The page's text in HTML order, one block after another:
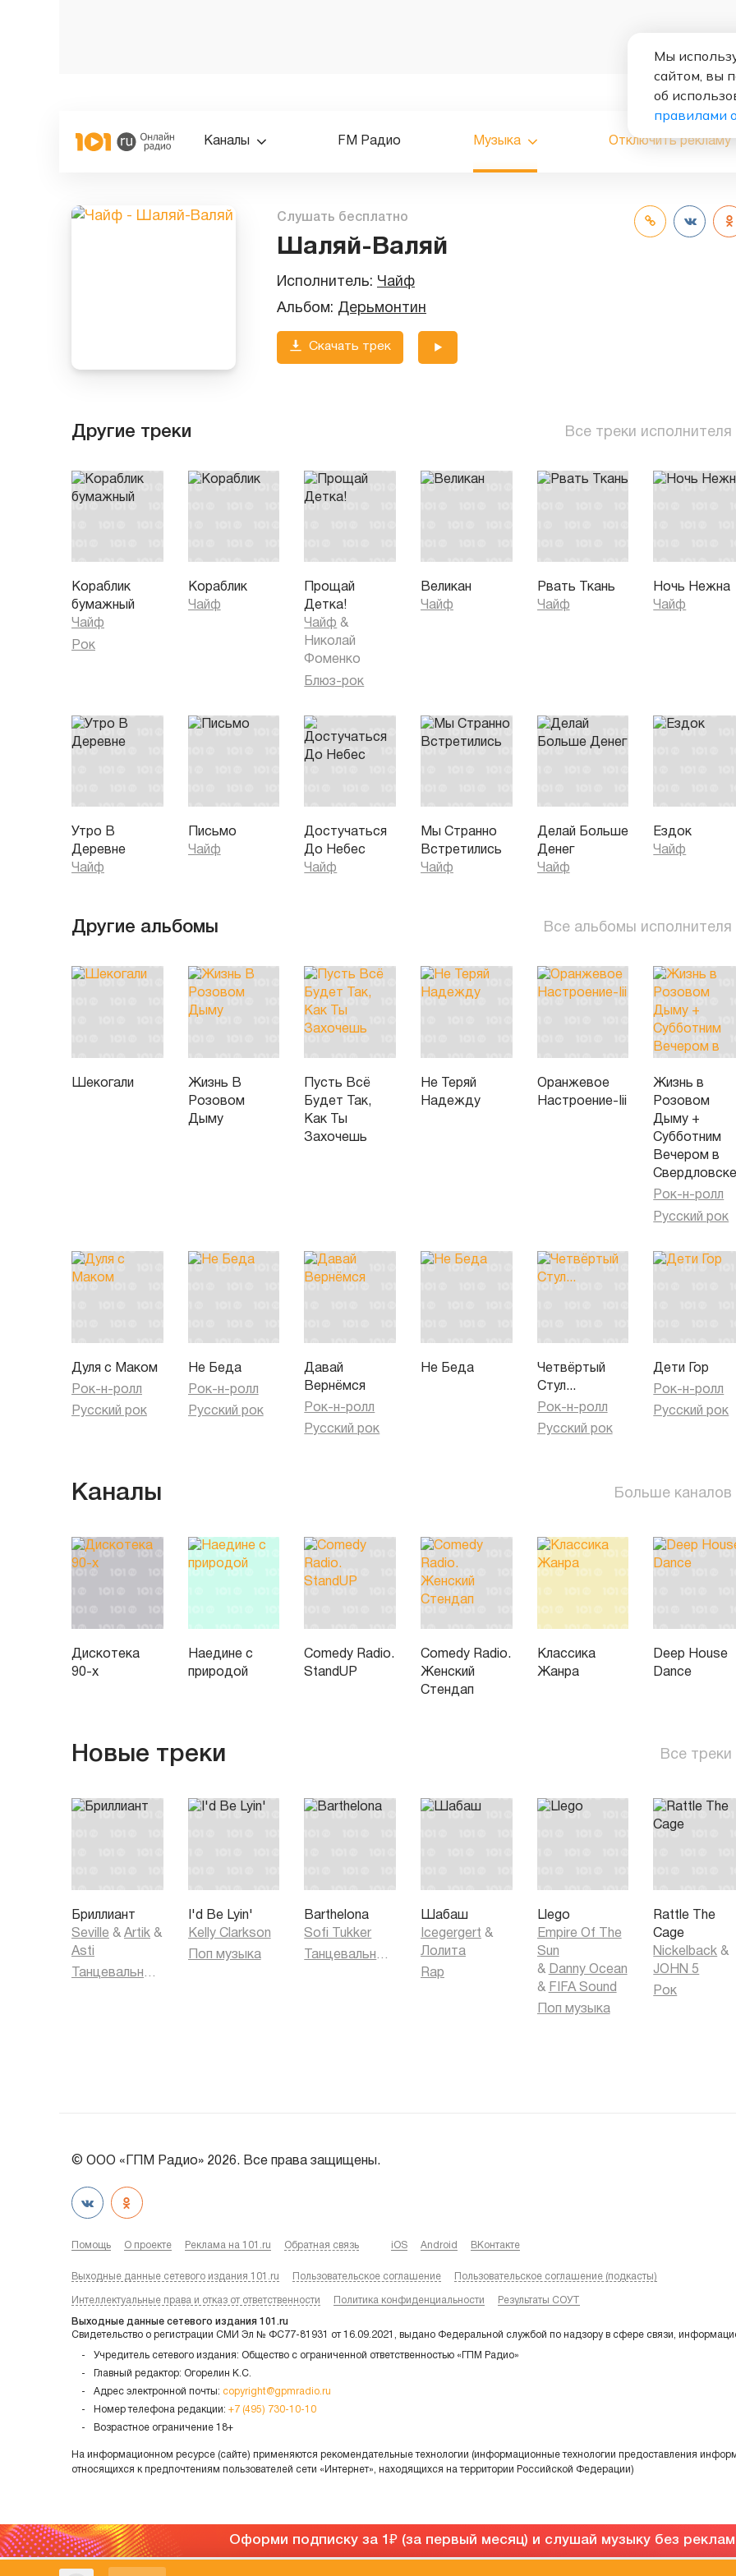
Каналы FM Радио Музыка Отключить рекламу
Слушать бесплатно
Шаляй-Валяй
Исполнитель: Чайф
Альбом: Дерьмонтин
Скачать трек
Другие треки Все треки исполнителя
Кораблик
бумажный
Чайф
Рок
Кораблик
Чайф
Прощай
Детка!
Чайф &
Николай
Фоменко
Блюз-рок
Великан
Чайф
Рвать Ткань
Чайф
Ночь Нежна
Чайф
Утро В
Деревне
Чайф
Письмо
Чайф
Достучаться
До Небес
Чайф
Мы Странно
Встретились
Чайф
Делай Больше
Денег
Чайф
Ездок
Чайф
Другие альбомы Все альбомы исполнителя
Шекогали
Жизнь В
Розовом
Дыму
Пусть Всё
Будет Так,
Как Ты
Захочешь
Не Теряй
Надежду
Оранжевое
Настроение-Iii
Жизнь в
Розовом
Дыму +
Субботним
Вечером в
Рок-н-ролл
Русский рок
Дуля с Маком
Рок-н-ролл
Русский рок
Не Беда
Рок-н-ролл
Русский рок
Давай
Вернёмся
Рок-н-ролл
Русский рок
Не Беда
Четвёртый
Стул...
Рок-н-ролл
Русский рок
Дети Гор
Рок-н-ролл
Русский рок
Каналы Больше каналов
Дискотека
90-х
Наедине с
природой
Comedy Radio.
StandUP
Comedy Radio.
Женский
Стендап
Классика
Жанра
Deep House
Dance
Новые треки Все треки
Бриллиант
Seville & Artik &
Asti
Танцевальная музыка
I'd Be Lyin'
Kelly Clarkson
Поп музыка
Barthelona
Sofi Tukker
Танцевальная музыка
Шабаш
Icegergert &
Лолита
Rap
Llego
Empire Of The
Sun
&
Danny Ocean
& FIFA Sound
Поп музыка
Rattle The
Cage
Nickelback &
JOHN 5
Рок
© ООО «ГПМ Радио» 2026. Все права защищены.
Помощь О проекте Реклама на 101.ru Обратная связь iOS Android ВКонтакте
Выходные данные сетевого издания 101.ru Пользовательское соглашение Пользовательское соглашение (подкасты)
Интеллектуальные права и отказ от ответственности Политика конфиденциальности Результаты СОУТ
Выходные данные сетевого издания 101.ru
Свидетельство о регистрации СМИ Эл № ФС77-81931 от 16.09.2021, выдано Федеральной службой по надзору в сфере связи,
Учредитель сетевого издания: Общество с ограниченной ответственностью «ГПМ Радио»
Главный редактор: Огорелин К.С.
Адрес электронной почты: copyright@gpmradio.ru
Номер телефона редакции: +7 (495) 730-10-10
Возрастное ограничение 18+
На информационном ресурсе (сайте) применяются рекомендательные технологии (информационные технологии предоставления
относящихся к предпочтениям пользователей сети «Интернет», находящихся на территории Российской Федерации)
Оформи подписку за 1 (за первый месяц) и слушай музыку без
Мы
сайтом, вы
об
правилами